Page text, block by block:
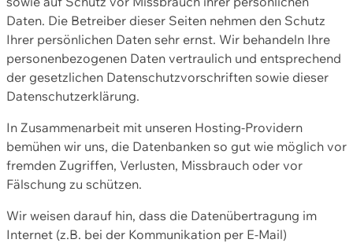
Daten. Die Betreiber dieser Seiten nehmen den Schutz
Ihrer persönlichen Daten sehr ernst. Wir behandeln Ihre
personenbezogenen Daten vertraulich und entsprechend
der gesetzlichen Datenschutzvorschriften sowie dieser
Datenschutzerklärung.
In Zusammenarbeit mit unseren Hosting-Providern
bemühen wir uns, die Datenbanken so gut wie möglich vor
fremden Zugriffen, Verlusten, Missbrauch oder vor
Fälschung zu schützen.
Wir weisen darauf hin, dass die Datenübertragung im
Internet (z.B. bei der Kommunikation per E-Mail)